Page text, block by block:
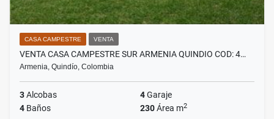
CASA CAMPESTRE VENTA
VENTA CASA CAMPESTRE SUR ARMENIA QUINDIO COD: 4…
Armenia, Quindío, Colombia
3Alcobas 4Garaje
4 Baños 230Área m2